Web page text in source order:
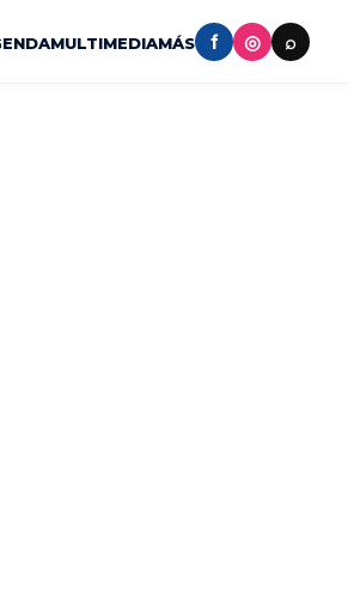
MULTIMEDIAMÁS f ◎ ⌕